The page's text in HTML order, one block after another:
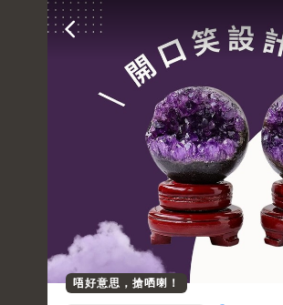
唔好意思，搶哂喇！